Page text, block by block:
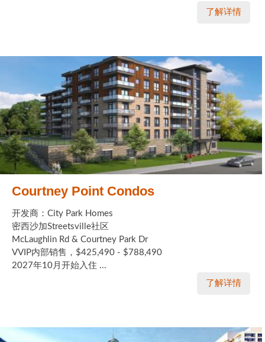
了解详情
Courtney Point Condos
开发商：City Park Homes
密西沙加Streetsville社区
McLaughlin Rd & Courtney Park Dr
VVIP内部销售，$425,490 - $788,490
2027年10月开始入住 ...
了解详情